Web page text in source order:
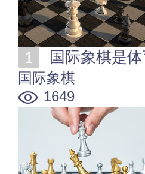
国际象棋是
国际象棋
1649